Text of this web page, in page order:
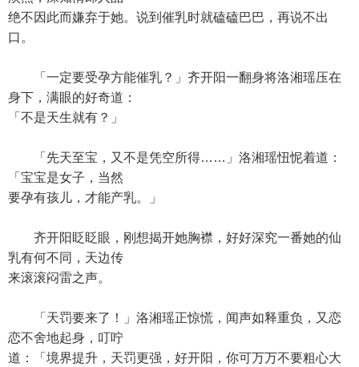
绝不因此而嫌弃于她。说到催乳时就磕磕巴巴，再说不出
口。
「一定要受孕方能催乳？」齐开阳一翻身将洛湘瑶压在
身下，满眼的好奇道：
「不是天生就有？」
「先天至宝，又不是凭空所得……」洛湘瑶忸怩着道：
「宝宝是女子，当然
要孕有孩儿，才能产乳。」
齐开阳眨眨眼，刚想揭开她胸襟，好好深究一番她的仙
乳有何不同，天边传
来滚滚闷雷之声。
「天罚要来了！」洛湘瑶正惊慌，闻声如释重负，又恋
恋不舍地起身，叮咛
道：「境界提升，天罚更强，好开阳，你可万万不要粗心大